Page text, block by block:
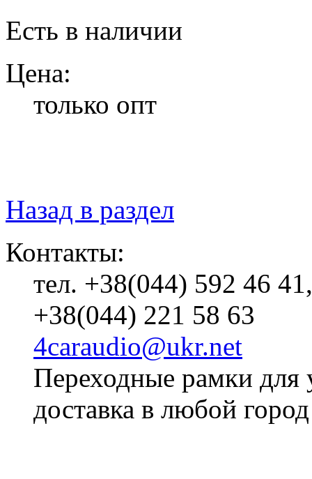
Есть в наличии
Цена:
только опт
Назад в раздел
Контакты:
тел. +38(044) 592 46 41,
+38(044) 221 58 63
4caraudio@ukr.net
Переходные рамки для
доставка в любой город